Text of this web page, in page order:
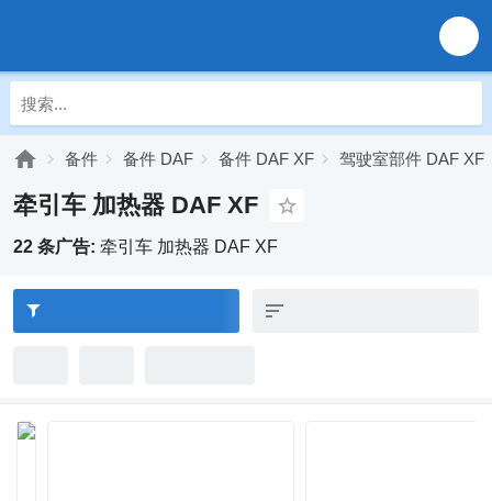
备件 备件 DAF 备件 DAF XF 驾驶室部件 DAF XF
牵引车 加热器 DAF XF
22 条广告: 牵引车 加热器 DAF XF